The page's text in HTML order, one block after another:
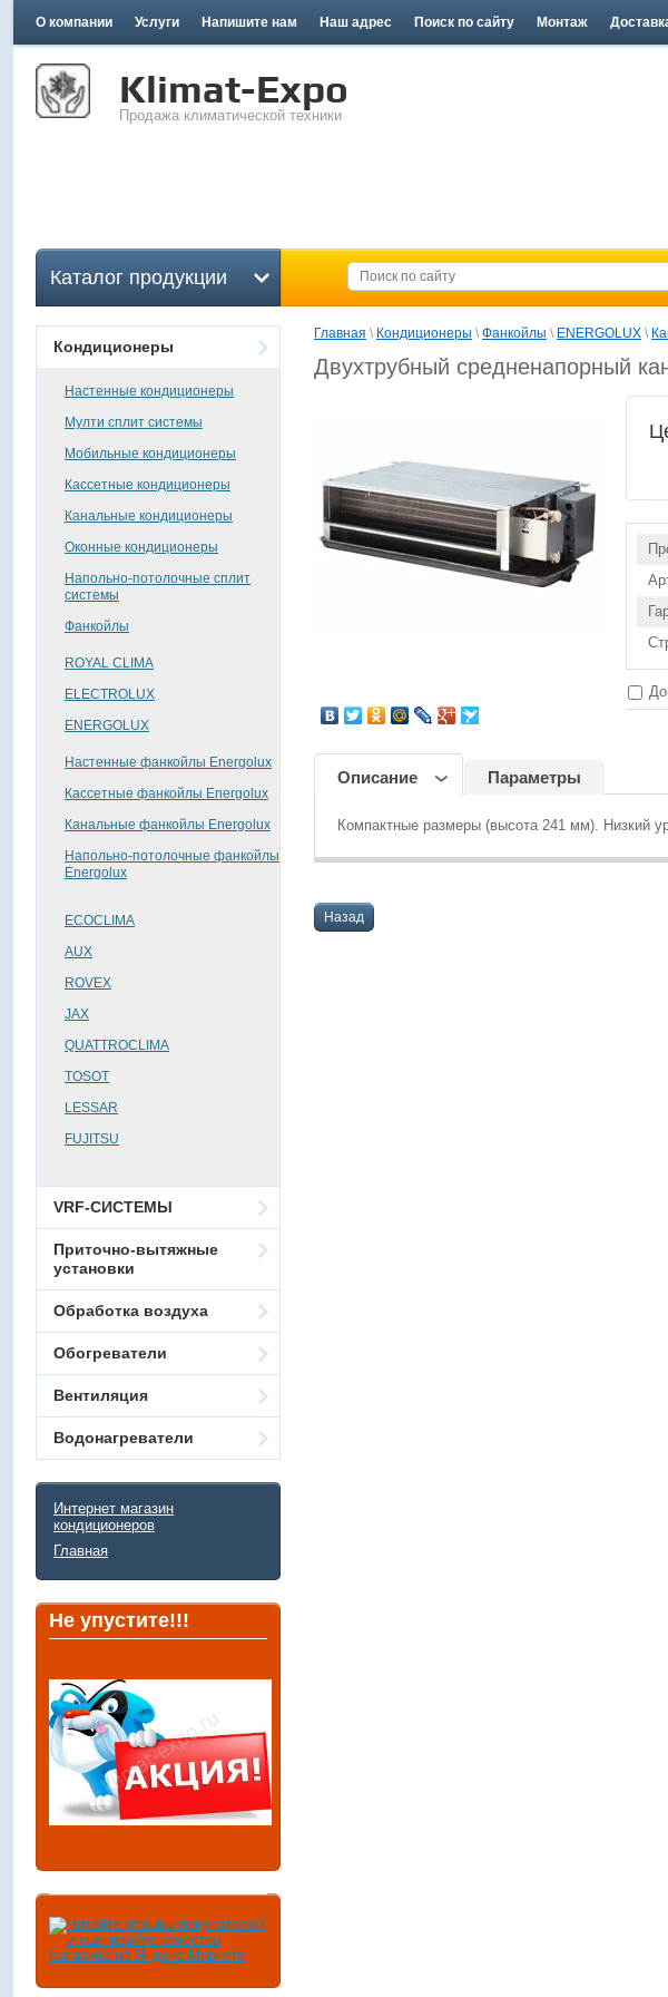
О компании Услуги Напишите нам Наш адрес Поиск по сайту Монтаж
Klimat-Expo
Продажа климатической техники
Каталог продукции
Кондиционеры
Настенные кондиционеры
Мулти сплит системы
Мобильные кондиционеры
Кассетные кондиционеры
Канальные кондиционеры
Оконные кондиционеры
Напольно-потолочные сплит
системы
Фанкойлы
ROYAL CLIMA
ELECTROLUX
ENERGOLUX
Настенные фанкойлы Energolux
Кассетные фанкойлы Energolux
Канальные фанкойлы Energolux
Напольно-потолочные фанкойлы
Energolux
ECOCLIMA
AUX
ROVEX
JAX
QUATTROCLIMA
TOSOT
LESSAR
FUJITSU
VRF-СИСТЕМЫ
Приточно-вытяжные
установки
Обработка воздуха
Обогреватели
Вентиляция
Водонагреватели
Интернет магазин
кондиционеров
Главная
Не упустите!!!
Главная \ Кондиционеры \ Фанкойлы \ ENERGOLUX \
Двухтрубный средненапорный
Описание Параметры
Компактные размеры (высота 241 мм). Низкий
Назад